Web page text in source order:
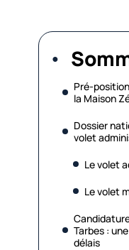
Pré-
la Maison
Dossier
volet
Le volet
Le volet
Tarbes :
délais